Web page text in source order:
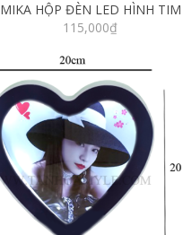
MIKA HỘP ĐÈN LED HÌNH TIM
115,000₫